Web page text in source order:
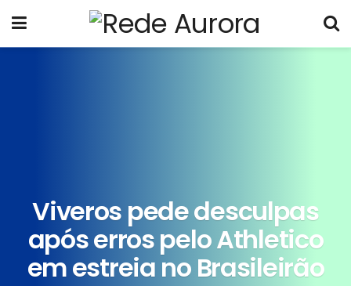
Viveros pede desculpas
após erros pelo Athletico
em estreia no Brasileirão